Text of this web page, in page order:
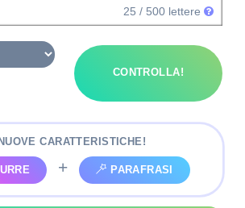
25 / 500 lettere
CONTROLLA!
NUOVE CARATTERISTICHE!
+ PARAFRASI